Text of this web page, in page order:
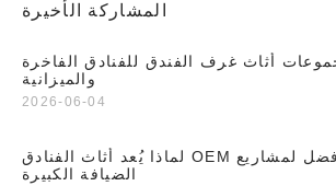
المشاركة الأخيرة
أثاث غرف الفندق للفنادق الفاخرة
والميزانية
2026-06-04
لماذا يُعد أثاث الفنادق OEM الخيار الأفضل لمشاريع
الضيافة الكبيرة